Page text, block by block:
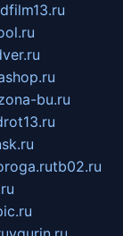
bu.ru
tb02.ru